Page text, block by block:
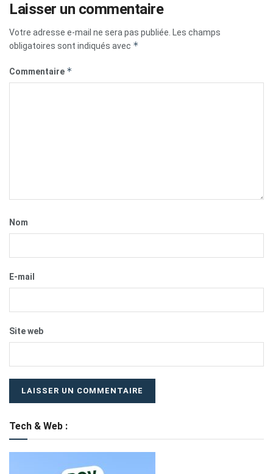
Laisser un commentaire
Votre adresse e-mail ne sera pas publiée.
Les champs
obligatoires sont indiqués avec *
Commentaire *
Nom
E-mail
Site web
Tech & Web :